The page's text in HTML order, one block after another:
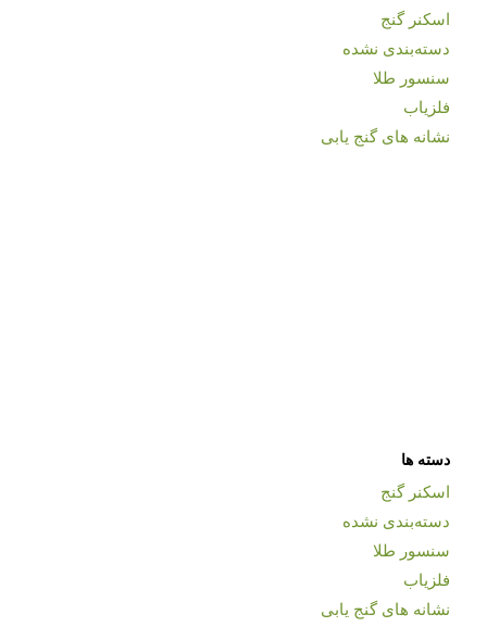
اسکنر گنج
دسته‌بندی نشده
سنسور طلا
فلزیاب
نشانه های گنج یابی
دسته ها
اسکنر گنج
دسته‌بندی نشده
سنسور طلا
فلزیاب
نشانه های گنج یابی